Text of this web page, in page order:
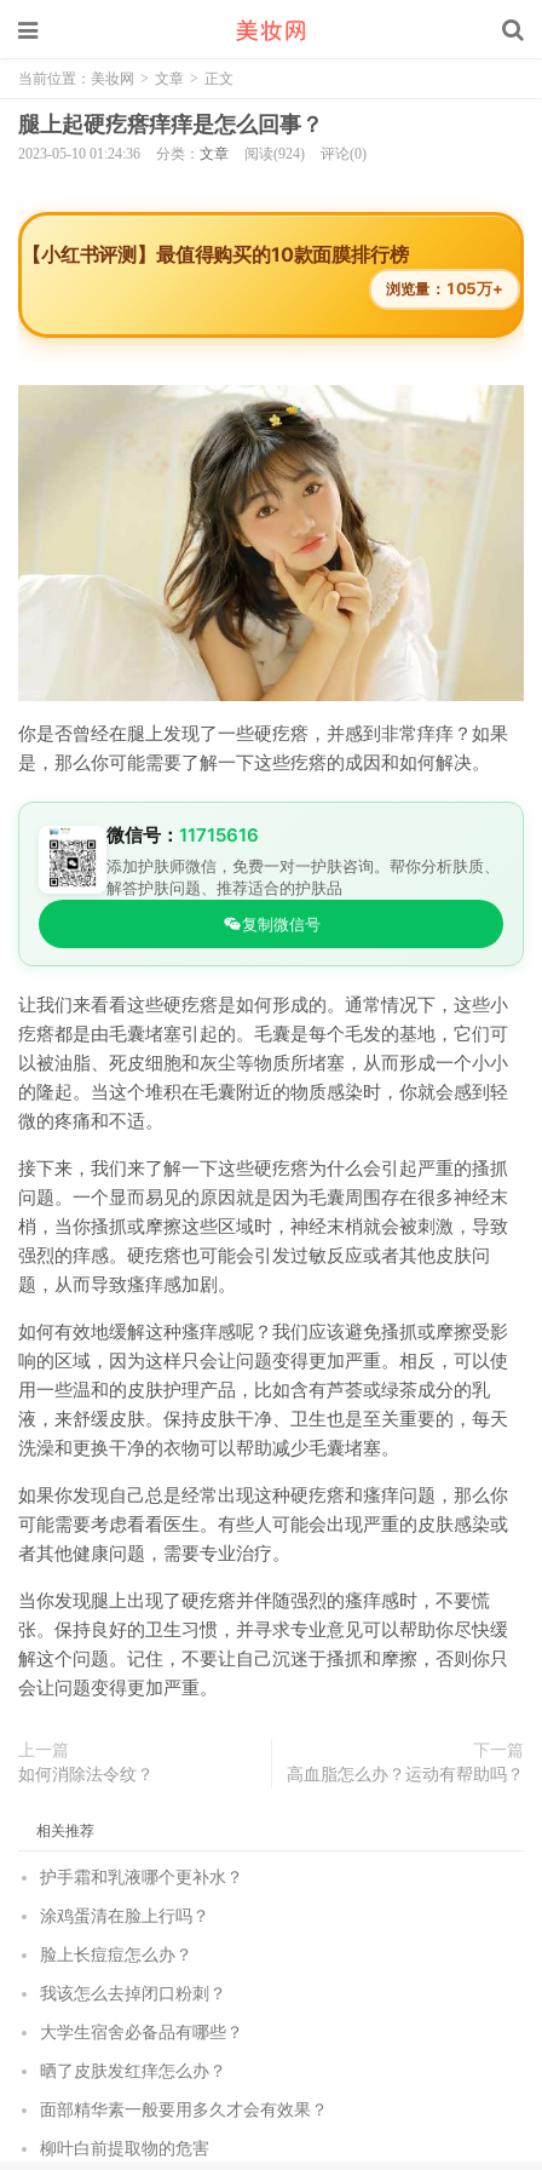
当前位置： 美妆网 > 文章 > 正文
腿上起硬疙瘩痒痒是怎么回事？
2023-05-10 01:24:36 分类： 文章 阅读(924) 评论(0)
【小红书评测】最值得购买的10款面膜排行榜
浏览量： 105万+
你是否曾经在腿上发现了一些硬疙瘩，并感到非常痒痒？如果
是，那么你可能需要了解一下这些疙瘩的成因和如何解决。
微信号： 11715616
添加护肤师微信，免费一对一护肤咨询。帮你分析肤质、
解答护肤问题、推荐适合的护肤品
复制微信号
让我们来看看这些硬疙瘩是如何形成的。通常情况下，这些小
疙瘩都是由毛囊堵塞引起的。毛囊是每个毛发的基地，它们可
以被油脂、死皮细胞和灰尘等物质所堵塞，从而形成一个小小
的隆起。当这个堆积在毛囊附近的物质感染时，你就会感到轻
微的疼痛和不适。
接下来，我们来了解一下这些硬疙瘩为什么会引起严重的搔抓
问题。一个显而易见的原因就是因为毛囊周围存在很多神经末
梢，当你搔抓或摩擦这些区域时，神经末梢就会被刺激，导致
强烈的痒感。硬疙瘩也可能会引发过敏反应或者其他皮肤问
题，从而导致瘙痒感加剧。
如何有效地缓解这种瘙痒感呢？我们应该避免搔抓或摩擦受影
响的区域，因为这样只会让问题变得更加严重。相反，可以使
用一些温和的皮肤护理产品，比如含有芦荟或绿茶成分的乳
液，来舒缓皮肤。保持皮肤干净、卫生也是至关重要的，每天
洗澡和更换干净的衣物可以帮助减少毛囊堵塞。
如果你发现自己总是经常出现这种硬疙瘩和瘙痒问题，那么你
可能需要考虑看看医生。有些人可能会出现严重的皮肤感染或
者其他健康问题，需要专业治疗。
当你发现腿上出现了硬疙瘩并伴随强烈的瘙痒感时，不要慌
张。保持良好的卫生习惯，并寻求专业意见可以帮助你尽快缓
解这个问题。记住，不要让自己沉迷于搔抓和摩擦，否则你只
会让问题变得更加严重。
上一篇
如何消除法令纹？
下一篇
高血脂怎么办？运动有帮助吗？
相关推荐
护手霜和乳液哪个更补水？
涂鸡蛋清在脸上行吗？
脸上长痘痘怎么办？
我该怎么去掉闭口粉刺？
大学生宿舍必备品有哪些？
晒了皮肤发红痒怎么办？
面部精华素一般要用多久才会有效果？
柳叶白前提取物的危害